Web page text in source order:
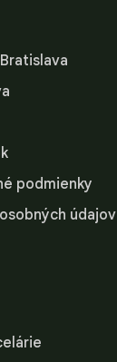
podmienky
údajov